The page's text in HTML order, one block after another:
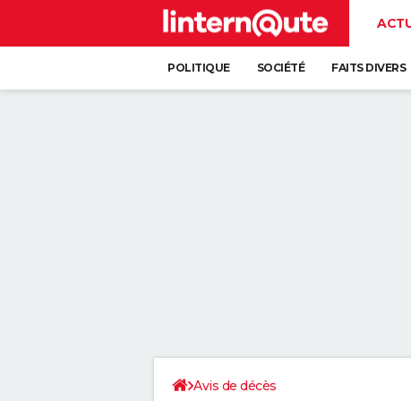
POLITIQUE SOCIÉTÉ FAITS DIVERS
Avis de décès